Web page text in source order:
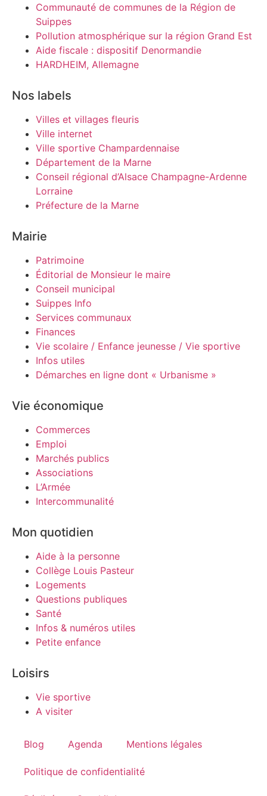
Communauté de communes de la Région de
Suippes
Pollution atmosphérique sur la région Grand Est
Aide fiscale : dispositif Denormandie
HARDHEIM, Allemagne
Nos labels
Villes et villages fleuris
Ville internet
Ville sportive Champardennaise
Département de la Marne
Conseil régional d’Alsace Champagne-Ardenne
Lorraine
Préfecture de la Marne
Mairie
Patrimoine
Éditorial de Monsieur le maire
Conseil municipal
Suippes Info
Services communaux
Finances
Vie scolaire / Enfance jeunesse / Vie sportive
Infos utiles
Démarches en ligne dont « Urbanisme »
Vie économique
Commerces
Emploi
Marchés publics
Associations
L’Armée
Intercommunalité
Mon quotidien
Aide à la personne
Collège Louis Pasteur
Logements
Questions publiques
Santé
Infos & numéros utiles
Petite enfance
Loisirs
Vie sportive
A visiter
Blog Agenda Mentions légales
Politique de confidentialité